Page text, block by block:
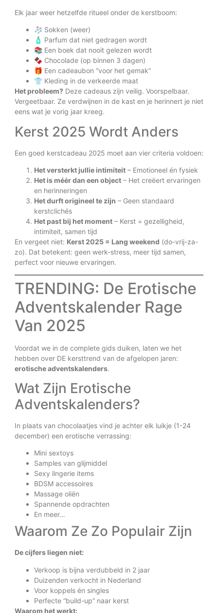
Elk jaar weer hetzelfde ritueel onder de kerstboom:
🧦 Sokken (weer)
🧴 Parfum dat niet gedragen wordt
📚 Een boek dat nooit gelezen wordt
🍫 Chocolade (op binnen 3 dagen)
🎁 Een cadeaubon “voor het gemak”
👕 Kleding in de verkeerde maat
Het probleem? Deze cadeaus zijn veilig. Voorspelbaar.
Vergeetbaar. Ze verdwijnen in de kast en je herinnert je niet
eens wat je vorig jaar kreeg.
Kerst 2025 Wordt Anders
Een goed kerstcadeau 2025 moet aan vier criteria voldoen:
Het versterkt jullie intimiteit – Emotioneel én fysiek
Het is méér dan een object – Het creëert ervaringen
en herinneringen
Het durft origineel te zijn – Geen standaard
kerstclichés
Het past bij het moment – Kerst = gezelligheid,
intimiteit, samen tijd
En vergeet niet: Kerst 2025 = Lang weekend (do-vrij-za-
zo). Dat betekent: geen werk-stress, meer tijd samen,
perfect voor nieuwe ervaringen.
TRENDING: De Erotische
Adventskalender Rage
Van 2025
Voordat we in de complete gids duiken, laten we het
hebben over DE kersttrend van de afgelopen jaren:
erotische adventskalenders.
Wat Zijn Erotische
Adventskalenders?
In plaats van chocolaatjes vind je achter elk luikje (1-24
december) een erotische verrassing:
Mini sextoys
Samples van glijmiddel
Sexy lingerie items
BDSM accessoires
Massage oliën
Spannende opdrachten
En meer…
Waarom Ze Zo Populair Zijn
De cijfers liegen niet:
Verkoop is bijna verdubbeld in 2 jaar
Duizenden verkocht in Nederland
Voor koppels én singles
Perfecte “build-up” naar kerst
Waarom het werkt: